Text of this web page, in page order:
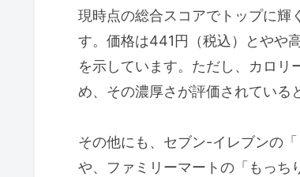
現時点の総合スコアでトップに輝
す。価格は441円（税込）とやや
を示しています。ただし、カロ
め、その濃厚さが評価されている
その他にも、セブン-イレブンの
や、ファミリーマートの「もっ